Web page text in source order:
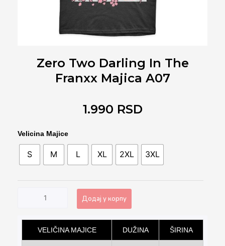
Zero Two Darling In The
Franxx Majica A07
1.990 RSD
Velicina Majice
S M L XL 2XL 3XL
Zero
Two
Darling
In
количина
Додај у корпу
Alternative:
VELIČINA MAJICE
DUŽINA ŠIRINA